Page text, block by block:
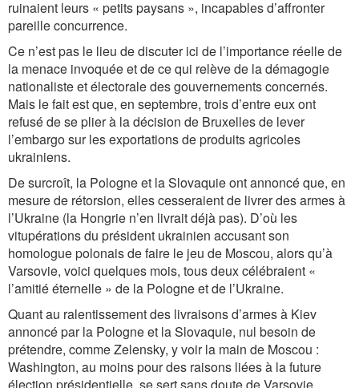
ruinaient leurs « petits paysans », incapables d’affronter
pareille concurrence.
Ce n’est pas le lieu de discuter ici de l’importance réelle de
la menace invoquée et de ce qui relève de la démagogie
nationaliste et électorale des gouvernements concernés.
Mais le fait est que, en septembre, trois d’entre eux ont
refusé de se plier à la décision de Bruxelles de lever
l’embargo sur les exportations de produits agricoles
ukrainiens.
De surcroît, la Pologne et la Slovaquie ont annoncé que, en
mesure de rétorsion, elles cesseraient de livrer des armes à
l’Ukraine (la Hongrie n’en livrait déjà pas). D’où les
vitupérations du président ukrainien accusant son
homologue polonais de faire le jeu de Moscou, alors qu’à
Varsovie, voici quelques mois, tous deux célébraient «
l’amitié éternelle » de la Pologne et de l’Ukraine.
Quant au ralentissement des livraisons d’armes à Kiev
annoncé par la Pologne et la Slovaquie, nul besoin de
prétendre, comme Zelensky, y voir la main de Moscou :
Washington, au moins pour des raisons liées à la future